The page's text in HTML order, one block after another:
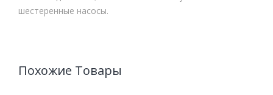
шестеренные насосы.
Похожие Товары